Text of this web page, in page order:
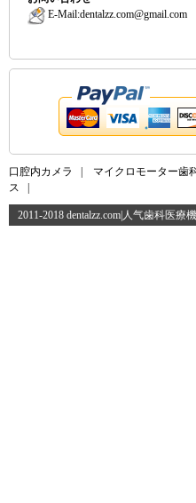
E-Mail:dentalzz.com@gmail.com
口腔内カメラ マイクロモーター歯
ス
2011-2018 dentalzz.com|人气歯科医療